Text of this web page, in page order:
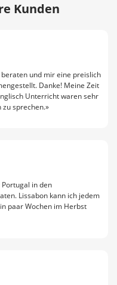
Kunden
und mir eine preislich
Danke! Meine Zeit
Unterricht waren sehr
sprechen.»
in den
Lissabon kann ich jedem
paar Wochen im Herbst